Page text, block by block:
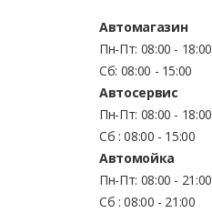
Автомагазин
Пн-Пт: 08:00 - 18:00
Сб: 08:00 - 15:00
Автосервис
Пн-Пт: 08:00 - 18:00
Сб : 08:00 - 15:00
Автомойка
Пн-Пт: 08:00 - 21:00
Сб : 08:00 - 21:00